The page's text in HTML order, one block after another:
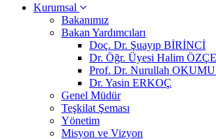
Kurumsal
Bakanımız
Bakan Yardımcıları
Doç. Dr. Şuayıp BİRİNCİ
Dr. Öğr. Üyesi Halim
Prof. Dr. Nurullah
Dr. Yasin ERKOÇ
Genel Müdür
Teşkilat Şeması
Yönetim
Misyon ve Vizyon